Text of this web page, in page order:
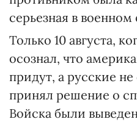
серьезная в
Только 10 августа,
осознал, что
придут, а русские не
принял решение о
Войска были